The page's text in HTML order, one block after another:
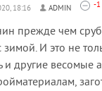
18:16 ADMIN -1
прежде чем
зимой. И это не
и другие